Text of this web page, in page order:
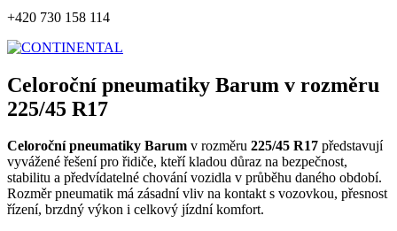
+420 730 158 114
Celoroční pneumatiky Barum v rozměru
225/45 R17
Celoroční pneumatiky Barum v rozměru 225/45 R17 představují
vyvážené řešení pro řidiče, kteří kladou důraz na bezpečnost,
stabilitu a předvídatelné chování vozidla v průběhu daného období.
Rozměr pneumatik má zásadní vliv na kontakt s vozovkou, přesnost
řízení, brzdný výkon i celkový jízdní komfort.